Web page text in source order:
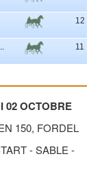
12
11
02 OCTOBRE
150, FORDEL
- SABLE -